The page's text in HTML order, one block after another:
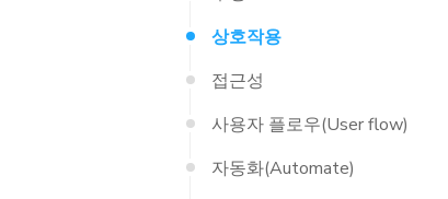
상호작용
접근성
사용자 플로우(User flow)
자동화(Automate)